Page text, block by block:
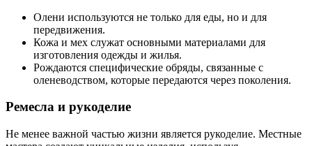
Олени используются не только для еды, но и для
передвижения.
Кожа и мех служат основными материалами для
изготовления одежды и жилья.
Рождаются специфические обряды, связанные с
оленеводством, которые передаются через поколения.
Ремесла и рукоделие
Не менее важной частью жизни является рукоделие. Местные